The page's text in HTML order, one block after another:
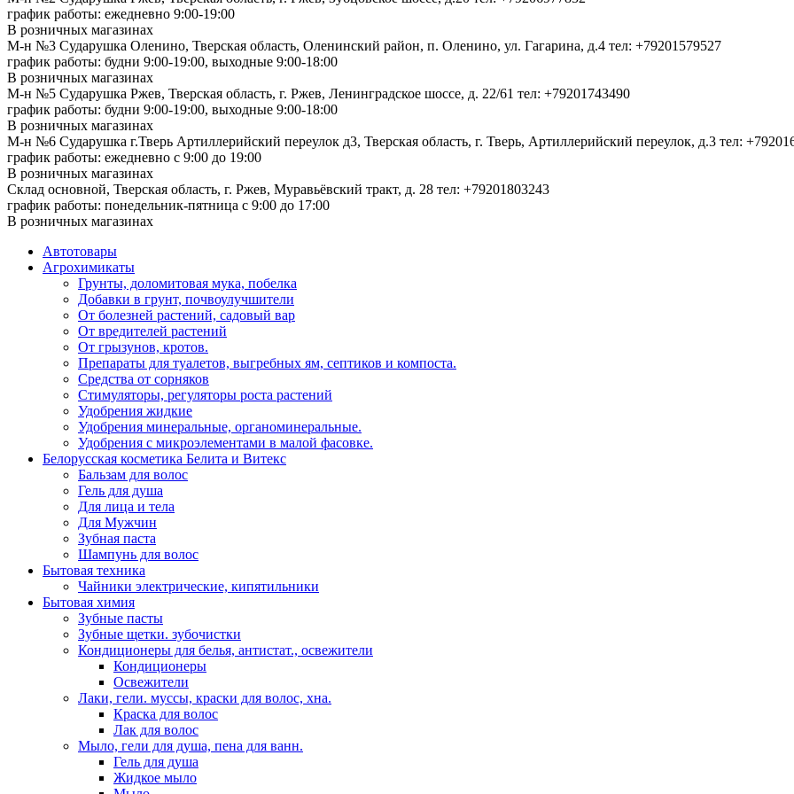
график работы: ежедневно 9:00-19:00
В розничных магазинах
М-н №3 Сударушка Оленино, Тверская область, Оленинский район, п. Оленино, ул. Гагарина, д.4 тел: +79201579527
график работы: будни 9:00-19:00, выходные 9:00-18:00
В розничных магазинах
М-н №5 Сударушка Ржев, Тверская область, г. Ржев, Ленинградское шоссе, д. 22/61 тел: +79201743490
график работы: будни 9:00-19:00, выходные 9:00-18:00
В розничных магазинах
М-н №6 Сударушка г.Тверь Артиллерийский переулок д3, Тверская область, г. Тверь, Артиллерийский переулок, д.3 тел:
график работы: ежедневно с 9:00 до 19:00
В розничных магазинах
Склад основной, Тверская область, г. Ржев, Муравьёвский тракт, д. 28 тел: +79201803243
график работы: понедельник-пятница с 9:00 до 17:00
В розничных магазинах
Автотовары
Агрохимикаты
Грунты, доломитовая мука, побелка
Добавки в грунт, почвоулучшители
От болезней растений, садовый вар
От вредителей растений
От грызунов, кротов.
Препараты для туалетов, выгребных ям, септиков и компоста.
Средства от сорняков
Стимуляторы, регуляторы роста растений
Удобрения жидкие
Удобрения минеральные, органоминеральные.
Удобрения с микроэлементами в малой фасовке.
Белорусская косметика Белита и Витекс
Бальзам для волос
Гель для душа
Для лица и тела
Для Мужчин
Зубная паста
Шампунь для волос
Бытовая техника
Чайники электрические, кипятильники
Бытовая химия
Зубные пасты
Зубные щетки. зубочистки
Кондиционеры для белья, антистат., освежители
Кондиционеры
Освежители
Лаки, гели. муссы, краски для волос, хна.
Краска для волос
Лак для волос
Мыло, гели для душа, пена для ванн.
Гель для душа
Жидкое мыло